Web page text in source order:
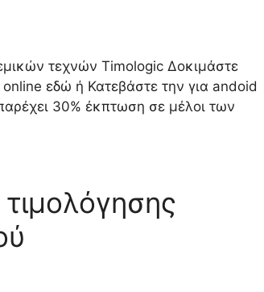
τεχνών Timologic Δοκιμάστε
εδώ ή Κατεβάστε την για andoid
30% έκπτωση σε μέλοι των